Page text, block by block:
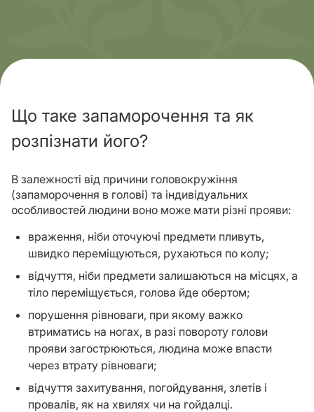
Що таке запаморочення та як
розпізнати його?
В залежності від причини головокружіння
(запаморочення в голові) та індивідуальних
особливостей людини воно може мати різні прояви:
враження, ніби оточуючі предмети пливуть,
швидко переміщуються, рухаються по колу;
відчуття, ніби предмети залишаються на місцях, а
тіло переміщується, голова йде обертом;
порушення рівноваги, при якому важко
втриматись на ногах, в разі повороту голови
прояви загострюються, людина може впасти
через втрату рівноваги;
відчуття захитування, погойдування, злетів і
провалів, як на хвилях чи на гойдалці.